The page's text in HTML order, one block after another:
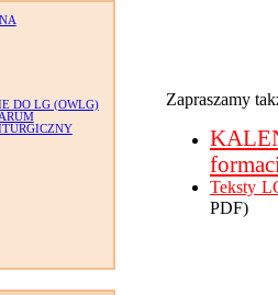
DO LG (OWLG)
Zapraszamy
Teksty
PDF)